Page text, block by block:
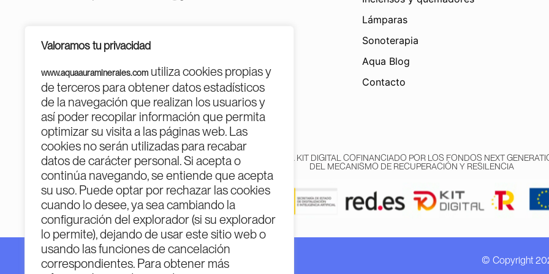
Valoramos tu privacidad
www.aquaauraminerales.com utiliza cookies propias y
de terceros para obtener datos estadísticos
de la navegación que realizan los usuarios y
así poder recopilar información que permita
optimizar su visita a las páginas web. Las
cookies no serán utilizadas para recabar
datos de carácter personal. Si acepta o
continúa navegando, se entiende que acepta
su uso. Puede optar por rechazar las cookies
cuando lo desee, ya sea cambiando la
configuración del explorador (si su explorador
lo permite), dejando de usar este sitio web o
usando las funciones de cancelación
correspondientes. Para obtener más
Lámparas
Sonoterapia
Aqua Blog
Contacto
PROGRAMA KIT DIGITAL COFINANCIADO POR LOS FONDOS NEXT
DEL MECANISMO DE RECUPERACIÓN Y RESILENCIA
Financiado por la Unión Europea – Next Generation EU.
© Copyright